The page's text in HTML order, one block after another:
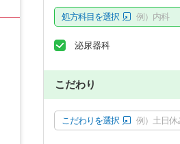
処方科目を選択 例）内科
泌尿器科
こだわり
こだわりを選択 例）土日休